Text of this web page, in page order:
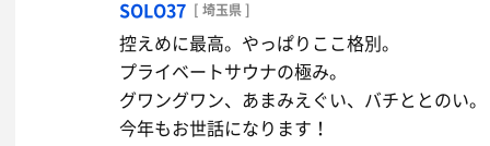
SOLO37 [ 埼玉県 ]
控えめに最高。やっぱりここ格別。
プライベートサウナの極み。
グワングワン、あまみえぐい、バチととのい。
今年もお世話になります！